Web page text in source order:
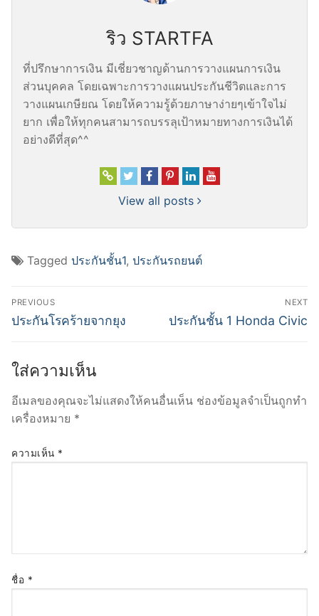
ริว STARTFA
ที่ปรึกษาการเงิน มีเชี่ยวชาญด้านการวางแผนการเงิน
ส่วนบุคคล โดยเฉพาะการวางแผนประกันชีวิตและการ
วางแผนเกษียณ โดยให้ความรู้ด้วยภาษาง่ายๆเข้าใจไม่
ยาก เพื่อให้ทุกคนสามารถบรรลุเป้าหมายทางการเงินได้
อย่างดีที่สุด^^
View all posts
Tagged ประกันชั้น1, ประกันรถยนต์
แนะแนว
เรื่อง
PREVIOUS
Previous
ประกันโรคร้ายจากยุง
NEXT
Next
ประกันชั้น 1 Honda Civic
ใส่ความเห็น
อีเมลของคุณจะไม่แสดงให้คนอื่นเห็น ช่องข้อมูลจำเป็นถูกทำ
เครื่องหมาย *
ความเห็น *
ชื่อ *